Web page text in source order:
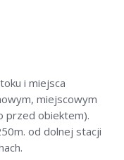
i miejsca
miejscowym
przed obiektem).
od dolnej stacji